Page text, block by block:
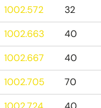
1002.572
32
1002.663
40
1002.667
40
1002.705
70